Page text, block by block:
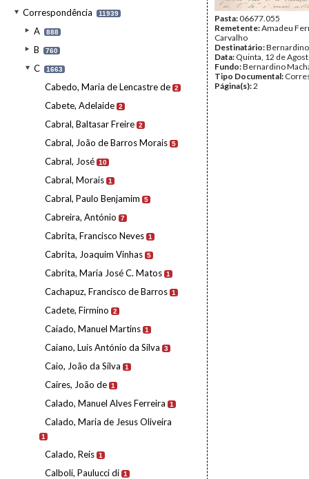
Correspondência 11939
A 888
B 760
C 1663
Cabedo, Maria de Lencastre de 2
Cabete, Adelaide 2
Cabral, Baltasar Freire 2
Cabral, João de Barros Morais 5
Cabral, José 10
Cabral, Morais 1
Cabral, Paulo Benjamim 5
Cabreira, António 7
Cabrita, Francisco Neves 1
Cabrita, Joaquim Vinhas 5
Cabrita, Maria José C. Matos 1
Cachapuz, Francisco de Barros 1
Cadete, Firmino 2
Caiado, Manuel Martins 1
Caiano, Luís António da Silva 3
Caio, João da Silva 1
Caires, João de 1
Calado, Manuel Alves Ferreira 1
Calado, Maria de Jesus Oliveira
1
Calado, Reis 1
Calboli, Paulucci di 1
Pasta:06677.055
Remetente:Amadeu
Carvalho
Destinatário:
Data: Quinta, 12 de
Fundo:Bernardino
Tipo Documental:
Página(s):2